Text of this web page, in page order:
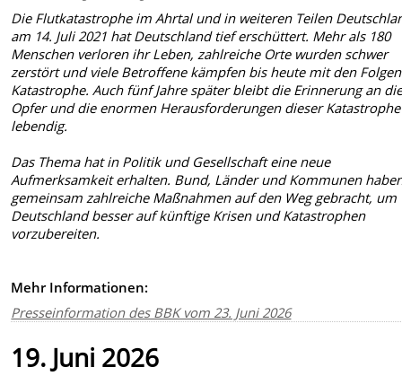
Die Flutkatastrophe im Ahrtal und in weiteren Teilen
am 14. Juli 2021 hat Deutschland tief erschüttert. Mehr als 180
Menschen verloren ihr Leben, zahlreiche Orte wurden schwer
zerstört und viele Betroffene kämpfen bis heute mit den
Katastrophe. Auch fünf Jahre später bleibt die Erinnerung an
Opfer und die enormen Herausforderungen dieser Katastrophe
lebendig.
Das Thema hat in Politik und Gesellschaft eine neue
Aufmerksamkeit erhalten. Bund, Länder und Kommunen
gemeinsam zahlreiche Maßnahmen auf den Weg gebracht, um
Deutschland besser auf künftige Krisen und Katastrophen
vorzubereiten.
Mehr Informationen:
Presseinformation des BBK vom 23. Juni 2026
19. Juni 2026